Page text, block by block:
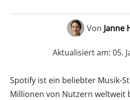
Von Janne
Aktualisiert am: 05.
Spotify ist ein beliebter Musik-
Millionen von Nutzern weltweit